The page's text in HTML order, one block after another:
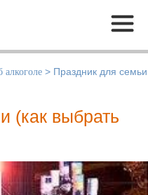
Меню
алкоголе > Праздник для семьи
(как выбрать